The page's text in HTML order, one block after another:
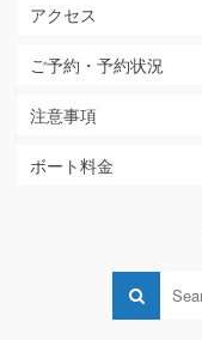
アクセス
ご予約・予約状況
注意事項
ボート料金